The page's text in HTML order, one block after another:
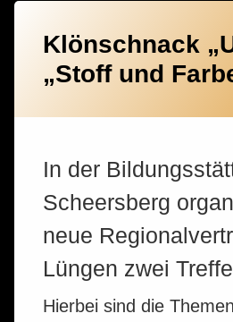
Klönschnack
„Stoff und
In der
Scheersberg
neue
Lüngen zwei
Hierbei sind die